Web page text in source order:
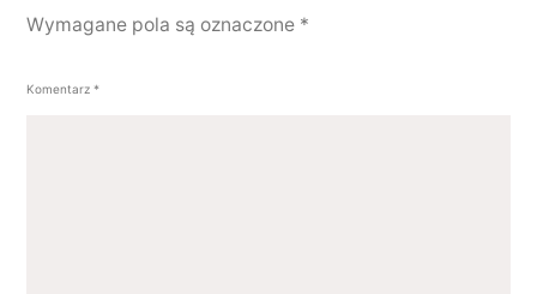
Wymagane pola są oznaczone *
Komentarz *